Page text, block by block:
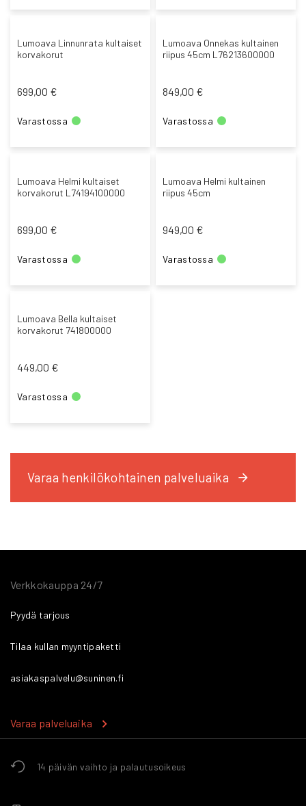
Lumoava Linnunrata kultaiset
korvakorut
699,00 €
Varastossa
Lumoava Onnekas kultainen
riipus 45cm L76213600000
849,00 €
Varastossa
Lumoava Helmi kultaiset
korvakorut L74194100000
699,00 €
Varastossa
Lumoava Helmi kultainen
riipus 45cm
949,00 €
Varastossa
Lumoava Bella kultaiset
korvakorut 741800000
449,00 €
Varastossa
Varaa henkilökohtainen palveluaika
14 päivän vaihto ja palautusoikeus
Verkkokauppa 24/7
Pyydä tarjous
Tilaa kullan myyntipaketti
asiakaspalvelu@suninen.fi
Varaa palveluaika